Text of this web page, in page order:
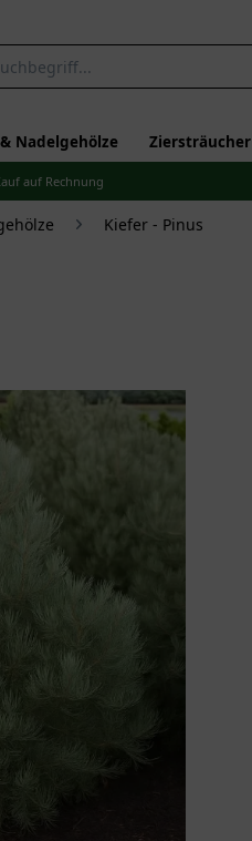
Nadelgehölze Ziersträucher
auf Rechnung
Kiefer - Pinus